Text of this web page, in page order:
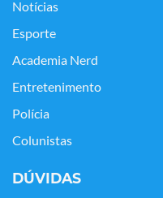
Notícias
Esporte
Academia Nerd
Entretenimento
Polícia
Colunistas
DÚVIDAS